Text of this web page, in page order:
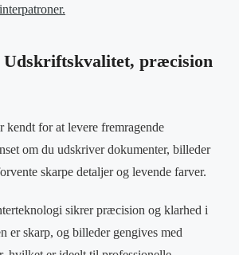
Udskriftskvalitet, præcision
kendt for at levere fremragende
om du udskriver dokumenter, billeder
skarpe detaljer og levende farver.
sikrer præcision og klarhed i
er skarp, og billeder gengives med